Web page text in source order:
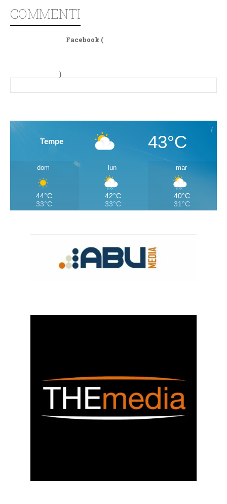
COMMENTI
Facebook (
)
Tempe 43°C
dom
44°C
33°C
lun
42°C
33°C
mar
40°C
31°C